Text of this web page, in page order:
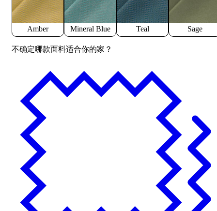
Amber Mineral Blue Teal Sage
不确定哪款面料适合你的家？